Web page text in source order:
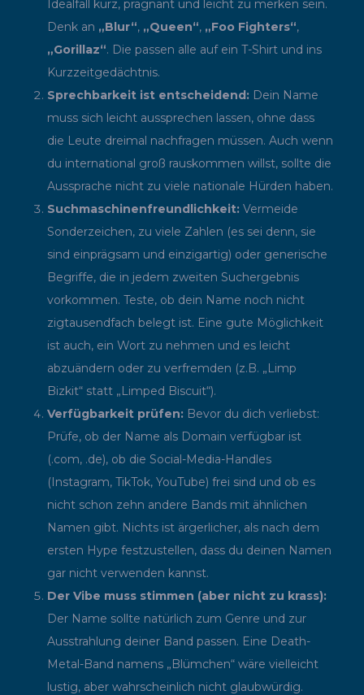
Idealfall kurz, prägnant und leicht zu merken sein.
Denk an „Blur“, „Queen“, „Foo Fighters“,
„Gorillaz“. Die passen alle auf ein T-Shirt und ins
Kurzzeitgedächtnis.
Sprechbarkeit ist entscheidend: Dein Name
muss sich leicht aussprechen lassen, ohne dass
die Leute dreimal nachfragen müssen. Auch wenn
du international groß rauskommen willst, sollte die
Aussprache nicht zu viele nationale Hürden haben.
Suchmaschinenfreundlichkeit: Vermeide
Sonderzeichen, zu viele Zahlen (es sei denn, sie
sind einprägsam und einzigartig) oder generische
Begriffe, die in jedem zweiten Suchergebnis
vorkommen. Teste, ob dein Name noch nicht
zigtausendfach belegt ist. Eine gute Möglichkeit
ist auch, ein Wort zu nehmen und es leicht
abzuändern oder zu verfremden (z.B. „Limp
Bizkit“ statt „Limped Biscuit“).
Verfügbarkeit prüfen: Bevor du dich verliebst:
Prüfe, ob der Name als Domain verfügbar ist
(.com, .de), ob die Social-Media-Handles
(Instagram, TikTok, YouTube) frei sind und ob es
nicht schon zehn andere Bands mit ähnlichen
Namen gibt. Nichts ist ärgerlicher, als nach dem
ersten Hype festzustellen, dass du deinen Namen
gar nicht verwenden kannst.
Der Vibe muss stimmen (aber nicht zu krass):
Der Name sollte natürlich zum Genre und zur
Ausstrahlung deiner Band passen. Eine Death-
Metal-Band namens „Blümchen“ wäre vielleicht
lustig, aber wahrscheinlich nicht glaubwürdig.